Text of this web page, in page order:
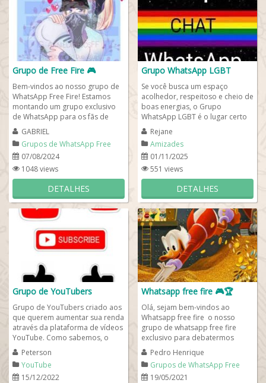
Grupo de Free Fire 🎮
Bem-vindos ao nosso grupo de
WhatsApp Free Fire! Estamos
montando um grupo exclusivo
de WhatsApp para os fãs de
Free Fire e gostaríamos muito
que você...
GABRIEL
Grupos de WhatsApp Free
Fire
07/08/2024
1048 views
DETALHES
Grupo WhatsApp LGBT
Se você busca um espaço
acolhedor, respeitoso e cheio de
boas energias, o Grupo
WhatsApp LGBT é o lugar certo
para você! Aqui, celebramos a
diversidade e...
Rejane
Amizades
01/11/2025
551 views
DETALHES
Grupo de YouTubers
Grupo de YouTubers criado aos
que querem aumentar sua renda
através da plataforma de vídeos
YouTube. Como sabemos, o
YouTube é o segundo maior
buscador do...
Peterson
YouTube
15/12/2022
Whatsapp free fire 🎮🏆
Olá, sejam bem-vindos ao
Whatsapp free fire o nosso
grupo de whatsapp free fire
exclusivo para debatermos
estratégia de jogadas online e
competição em...
Pedro Henrique
Grupos de WhatsApp Free
Fire
19/05/2021